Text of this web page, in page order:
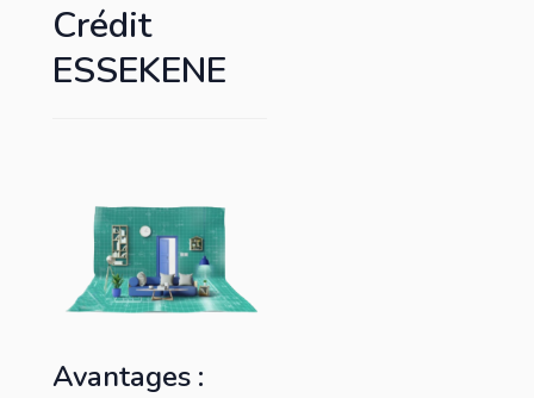
Crédit
ESSEKENE
Avantages :